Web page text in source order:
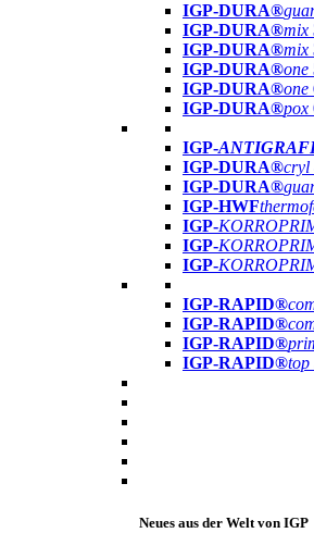
IGP-DURA®
IGP-DURA®mix
IGP-DURA®mix
IGP-DURA®one
IGP-DURA®one
IGP-DURA®pox
IGP-
IGP-DURA®cryl
IGP-DURA®
IGP-HWF
IGP-
IGP-
IGP-
IGP-RAPID®
IGP-RAPID®
IGP-RAPID®
IGP-RAPID®top
Neues aus der Welt von IGP